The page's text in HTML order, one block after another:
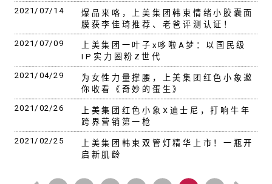
2021/07/14
爆品来咯，上美集团韩束情绪小胶囊面
膜获李佳琦推荐、老爸评测认证！
2021/07/09 上美集团一叶子x哆啦A梦：以国民级
IP实力圈粉Z世代
2021/04/29
为女性力量撑腰，上美集团红色小象邀
你收看《奇妙的蛋生》
2021/02/26
上美集团红色小象X迪士尼，打响牛年
跨界营销第一枪
2021/02/25 上美集团韩束双管灯精华上市！一瓶开
启新肌龄